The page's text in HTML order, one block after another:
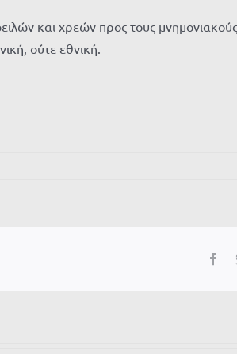
και χρεών προς τους
ούτε εθνική.